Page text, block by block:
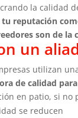
la calidad
tu reputación
son de la
un
utilizan
de calidad
en patio, si
se reducen